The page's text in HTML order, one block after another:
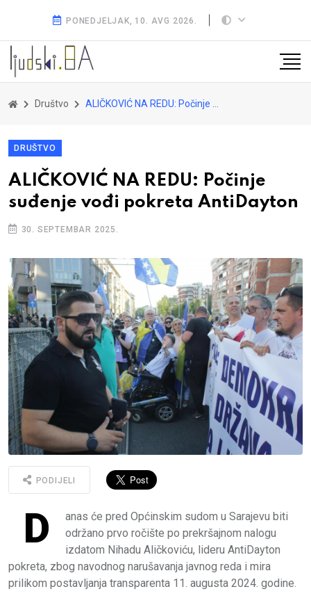
PONEDJELJAK, 10. AVG 2026.
Društvo ALIČKOVIĆ NA REDU: Počinje suđenje vođi pokreta AntiDayton
DRUŠTVO
ALIČKOVIĆ NA REDU: Počinje
suđenje vođi pokreta AntiDayton
30. SEPTEMBAR 2025.
PODIJELI
D
anas će pred Općinskim sudom u Sarajevu biti
održano prvo ročište po prekršajnom nalogu
izdatom Nihadu Aličkoviću, lideru AntiDayton
pokreta, zbog navodnog narušavanja javnog reda i mira
prilikom postavljanja transparenta 11. augusta 2024. godine.